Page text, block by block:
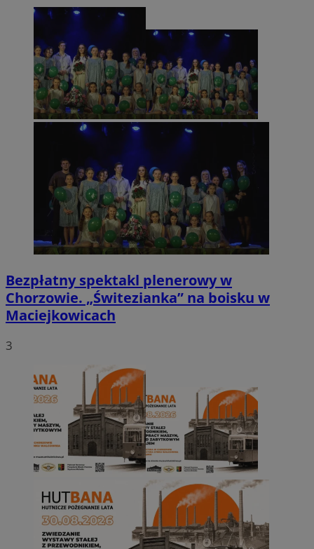
Bezpłatny spektakl plenerowy w
Chorzowie. „Świtezianka” na boisku w
Maciejkowicach
3